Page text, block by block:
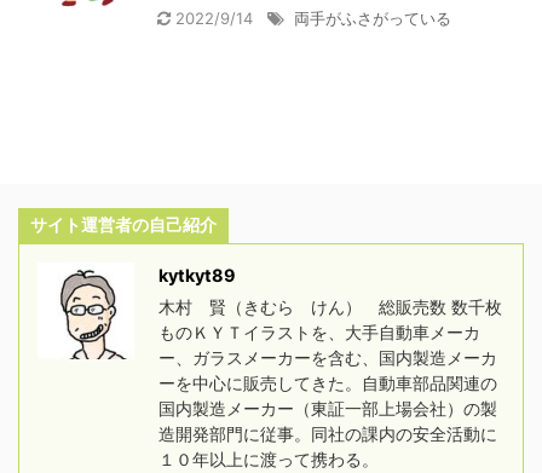
2022/9/14 両手がふさがっている
サイト運営者の自己紹介
kytkyt89
木村 賢（きむら けん） 総販売数 数千枚
ものＫＹＴイラストを、大手自動車メーカ
ー、ガラスメーカーを含む、国内製造メーカ
ーを中心に販売してきた。自動車部品関連の
国内製造メーカー（東証一部上場会社）の製
造開発部門に従事。同社の課内の安全活動に
１０年以上に渡って携わる。